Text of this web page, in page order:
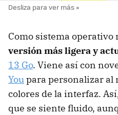
Como sistema operativo
versión más ligera y
13 Go. Viene así con
Youpara personalizar al
colores de la interfaz.
que se siente fluido,